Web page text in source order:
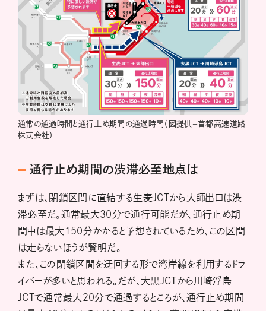
通常の通過時間と通行止め期間の通過時間（図提供＝首都高速道路
株式会社）
通行止め期間の渋滞必至地点は
まずは、閉鎖区間に直結する生麦JCTから大師出口は渋
滞必至だ。通常最大30分で通行可能だが、通行止め期
間中は最大150分かかると予想されているため、この区間
は走らないほうが賢明だ。
また、この閉鎖区間を迂回する形で湾岸線を利用するドラ
イバーが多いと思われる。だが、大黒JCTから川崎浮島
JCTで通常最大20分で通過するところが、通行止め期間